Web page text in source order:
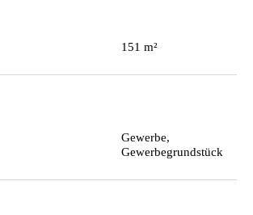
151 m²
Gewerbe,
Gewerbegrundstück